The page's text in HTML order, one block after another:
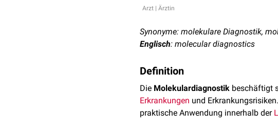
Arzt | Ärztin
Synonyme: molekulare Diagnostik,
Englisch: molecular diagnostics
Definition
Die Molekulardiagnostik beschäftigt
Erkrankungen und
praktische Anwendung innerhalb der